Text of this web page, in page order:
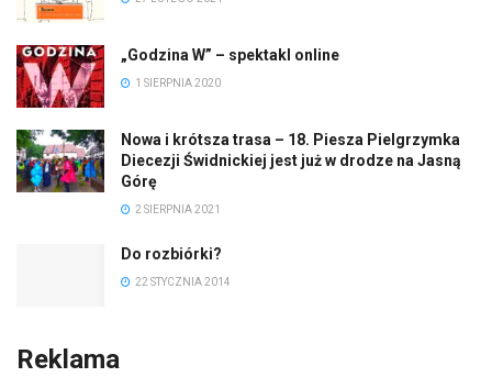
„Godzina W” – spektakl online
1 SIERPNIA 2020
Nowa i krótsza trasa – 18. Piesza Pielgrzymka
Diecezji Świdnickiej jest już w drodze na Jasną
Górę
2 SIERPNIA 2021
Do rozbiórki?
22 STYCZNIA 2014
Reklama